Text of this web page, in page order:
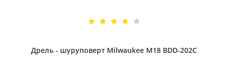
Дрель - шуруповерт Milwaukee M18 BDD-202C